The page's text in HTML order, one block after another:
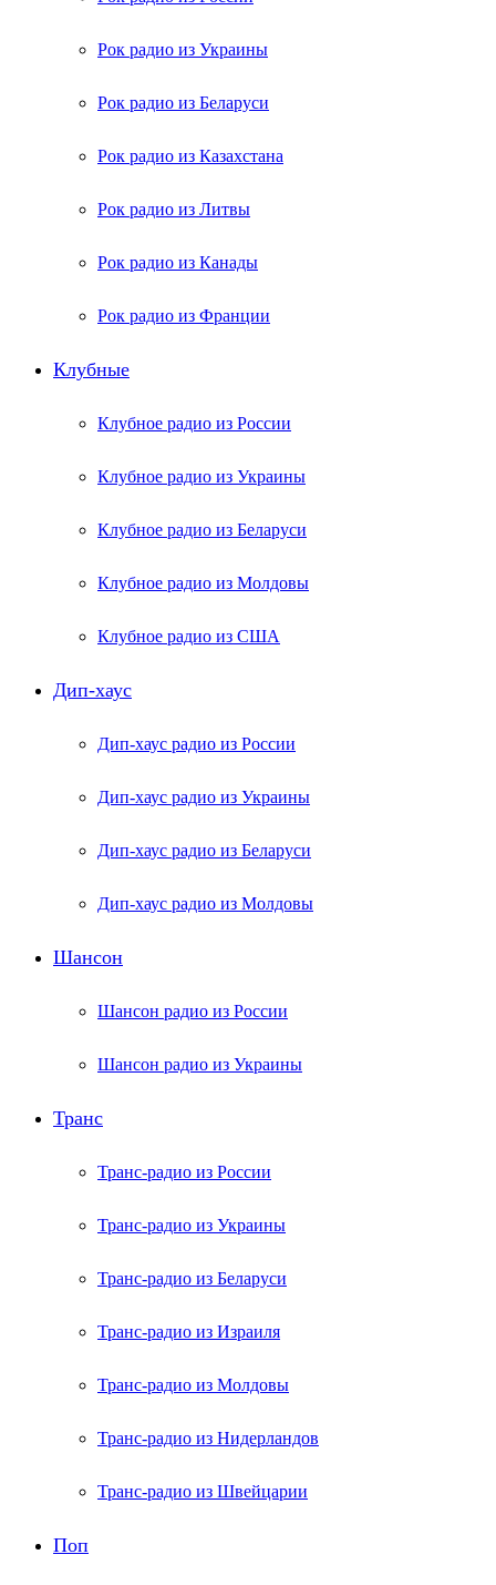
Рок радио из Украины
Рок радио из Беларуси
Рок радио из Казахстана
Рок радио из Литвы
Рок радио из Канады
Рок радио из Франции
Клубные
Клубное радио из России
Клубное радио из Украины
Клубное радио из Беларуси
Клубное радио из Молдовы
Клубное радио из США
Дип-хаус
Дип-хаус радио из России
Дип-хаус радио из Украины
Дип-хаус радио из Беларуси
Дип-хаус радио из Молдовы
Шансон
Шансон радио из России
Шансон радио из Украины
Транс
Транс-радио из России
Транс-радио из Украины
Транс-радио из Беларуси
Транс-радио из Израиля
Транс-радио из Молдовы
Транс-радио из Нидерландов
Транс-радио из Швейцарии
Поп